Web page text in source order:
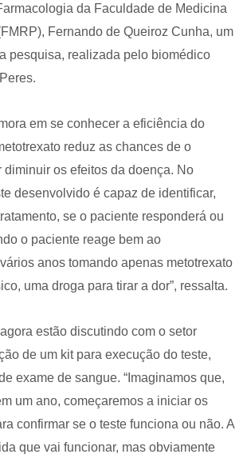
da Faculdade de Medicina
Fernando de Queiroz Cunha, um
pesquisa, realizada pelo biomédico
em se conhecer a eficiência do
reduz as chances de o
diminuir os efeitos da doença. No
desenvolvido é capaz de identificar,
se o paciente responderá ou
o paciente reage bem ao
anos tomando apenas metotrexato
uma droga para tirar a dor”, ressalta.
estão discutindo com o setor
de um kit para execução do teste,
exame de sangue. “Imaginamos que,
um ano, começaremos a iniciar os
confirmar se o teste funciona ou não. A
que vai funcionar, mas obviamente